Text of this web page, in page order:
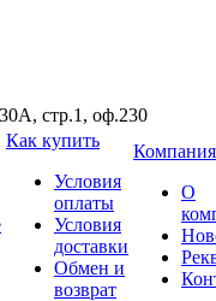
стр.1, оф.230
Как купить
Условия
оплаты
Условия
доставки
Обмен и
возврат
Компания
О